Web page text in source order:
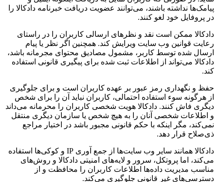
پیامک‌ها نداشته باشند، می‌توانند عضویت دریافت خبرنامه دادکالا را
در پروفایل خود لغو کنند.
دادکالا ممکن است نقد و نظرهای ارسالی کاربران را در راستای
رعایت قوانین وب سایت ویرایش کند. همچنین اگر نظر یا پیام
ارسال شده توسط کاربر، مشمول مصادیق محتوای مجرمانه باشد،
دادکالا می‌تواند از اطلاعات ثبت شده برای پیگیری قانونی استفاده
کند.
حفظ و نگهداری رمز عبور بر عهده کاربران است و برای جلوگیری
از هرگونه سوء استفاده احتمالی، کاربران نباید آن را برای شخص
دیگری فاش کنند. دادکالا هویت شخصی کاربران را محرمانه می‌داند
و اطلاعات شخصی آنان را به هیچ شخص یا سازمان دیگری منتقل
نمی‌کند، مگر اینکه با حکم قانونی مجبور باشد در اختیار مراجع
ذی‌صلاح قرار دهد.
دادکالا همانند سایر وب سایت‌ها از جمع آوری IP و کوکی‌ها استفاده
می‌کند، اما پروتکل، سرور و لایه‌های امنیتی دادکالا و روش‌های
مناسب مدیریت داده‌ها اطلاعات کاربران را محافظت و از
دسترسی‌های غیر قانونی جلوگیری می‌کند.